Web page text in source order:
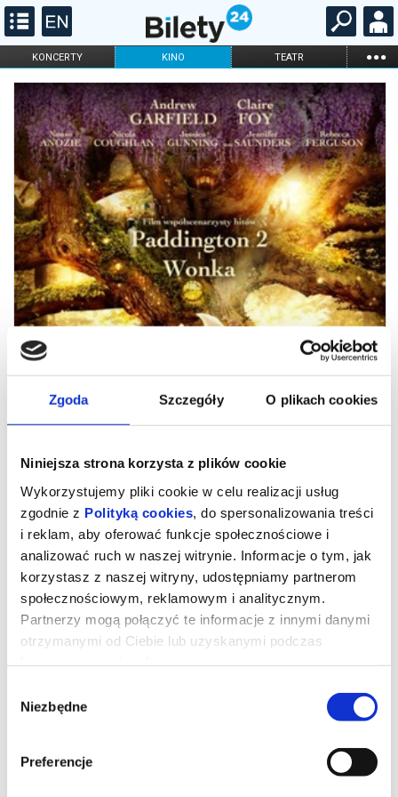
Zgoda Szczegóły O plikach cookies
Niniejsza strona korzysta z plików cookie
Wykorzystujemy pliki cookie w celu realizacji usług
zgodnie z Polityką cookies , do spersonalizowania treści
i reklam, aby oferować funkcje społecznościowe i
analizować ruch w naszej witrynie. Informacje o tym, jak
korzystasz z naszej witryny, udostępniamy partnerom
społecznościowym, reklamowym i analitycznym.
Partnerzy mogą połączyć te informacje z innymi danymi
otrzymanymi od Ciebie lub uzyskanymi podczas
zgody
Niezbędne
Preferencje
KONCERTY KINO TEATR ...
FILHARMONIA OPERA I BALET
STAND-UP
DLA DZIECI
ONLINE KARNETY
DRZEWO MAGII - 2D DUB
Prod. Wlk. Brytania 2026, familijny, 110 min
przed koniecznością przeprowadzenia się na odległą angielską
prowincję. Wkrótce po przyjeździe okazuje się, że najmłodsi